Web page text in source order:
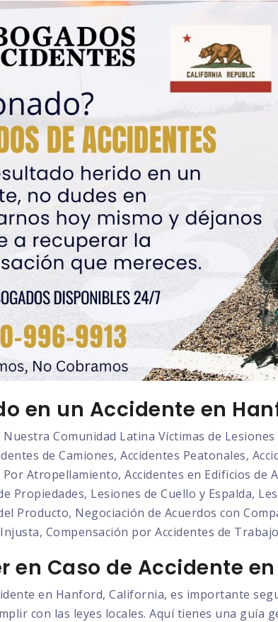
en un Accidente en
Comunidad Latina Víctimas de
de Camiones, Accidentes Peatonales,
Atropellamiento, Accidentes en Edificios de
Propiedades, Lesiones de Cuello y Espalda,
Producto, Negociación de Acuerdos con
Compensación por Accidentes de
en Caso de Accidente
en Hanford, California, es importante
con las leyes locales. Aquí tienes una guía